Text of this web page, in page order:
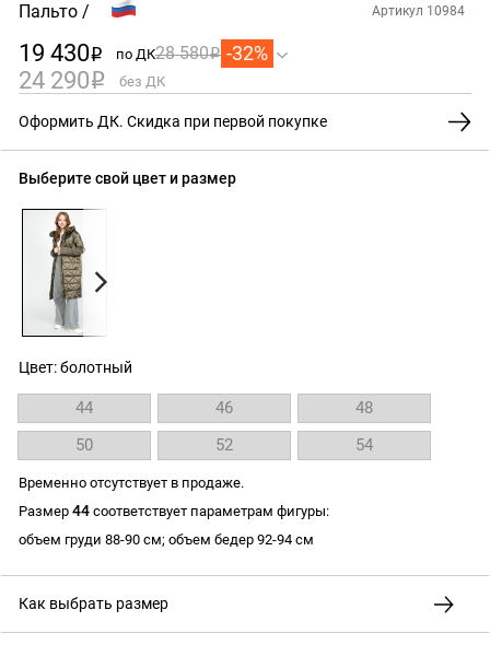
Пальто Артикул 10984
19 430i по ДК28 580i -32%
24 290i без ДК
Оформить ДК. Скидка при первой покупке
Выберите свой цвет и размер
Цвет: болотный
44 46
48
50
52 54
Временно отсутствует в продаже.
Размер 44 соответствует параметрам фигуры:
объем груди 88-90 см; объем бедер 92-94 см
Как выбрать размер